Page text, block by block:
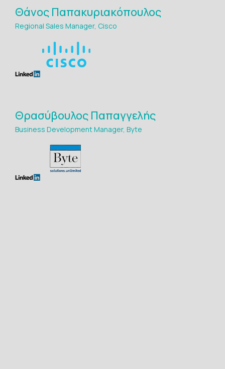
Θάνος Παπακυριακόπουλος
Regional Sales Manager, Cisco
Θρασύβουλος Παπαγγελής
Business Development Manager, Byte